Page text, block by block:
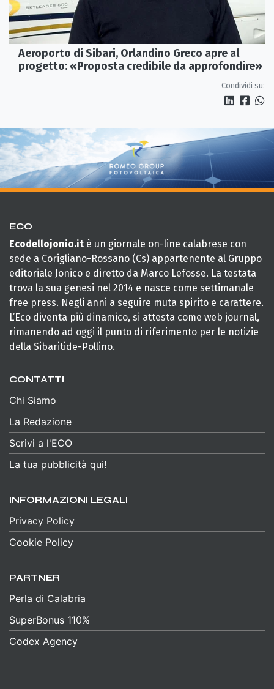
Aeroporto di Sibari, Orlandino Greco apre al
progetto: «Proposta credibile da approfondire»
Condividi su:
ECO
Ecodellojonio.it è un giornale on-line calabrese con
sede a Corigliano-Rossano (Cs) appartenente al Gruppo
editoriale Jonico e diretto da Marco Lefosse. La testata
trova la sua genesi nel 2014 e nasce come settimanale
free press. Negli anni a seguire muta spirito e carattere.
L’Eco diventa più dinamico, si attesta come web journal,
rimanendo ad oggi il punto di riferimento per le notizie
della Sibaritide-Pollino.
CONTATTI
Chi Siamo
La Redazione
Scrivi a l'ECO
La tua pubblicità qui!
INFORMAZIONI LEGALI
Privacy Policy
Cookie Policy
PARTNER
Perla di Calabria
SuperBonus 110%
Codex Agency